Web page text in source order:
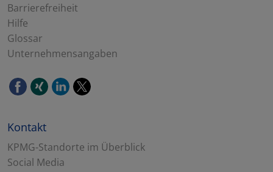
Barrierefreiheit
Hilfe
Glossar
Unternehmensangaben
Kontakt
KPMG-Standorte im Überblick
Social Media